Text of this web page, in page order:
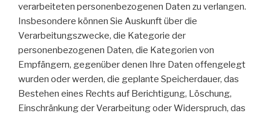
verarbeiteten personenbezogenen Daten zu verlangen.
Insbesondere können Sie Auskunft über die
Verarbeitungszwecke, die Kategorie der
personenbezogenen Daten, die Kategorien von
Empfängern, gegenüber denen Ihre Daten offengelegt
wurden oder werden, die geplante Speicherdauer, das
Bestehen eines Rechts auf Berichtigung, Löschung,
Einschränkung der Verarbeitung oder Widerspruch, das